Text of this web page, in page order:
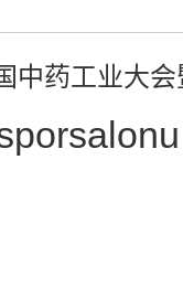
中药工业大